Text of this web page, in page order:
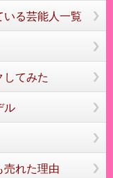
いる芸能人一覧
してみた
ル
売れた理由